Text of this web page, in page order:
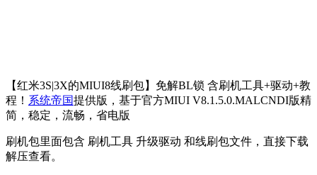
【红米3S|3X的MIUI8线刷包】免解BL锁 含刷机工具+驱动+教
程！ 系统帝国提供版，基于官方MIUI V8.1.5.0.MALCNDI版精
简，稳定，流畅，省电版
刷机包里面包含 刷机工具 升级驱动 和线刷包文件，直接下载
解压查看。